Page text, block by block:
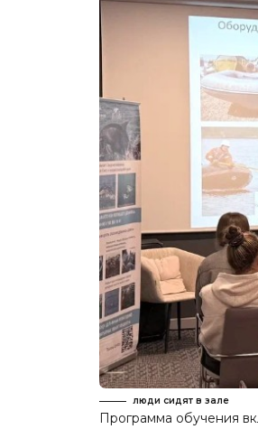
люди сидят в зале
Программа обучения